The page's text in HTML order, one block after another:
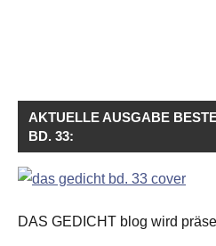
AKTUELLE AUSGABE
BD. 33:
DAS GEDICHT blog wird